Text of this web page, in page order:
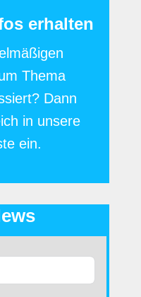
erhalten
Thema
Dann
in unsere
ein.